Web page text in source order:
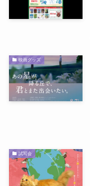
映画グッズ
試写会